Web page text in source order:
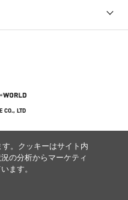
CO., LTD
。クッキーはサイト内
の分析からマーケティ
ます。